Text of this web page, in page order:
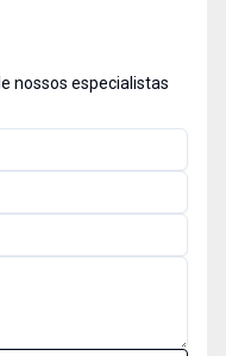
nossos especialistas